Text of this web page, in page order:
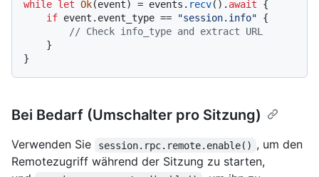
while let Ok(event) = events. recv(). await {
if event.event_type == "session.info" {
// Check info_type and extract URL
Bei Bedarf (Umschalter pro Sitzung)
Verwenden Sie session.rpc.remote.enable() , um den
Remotezugriff während der Sitzung zu starten,